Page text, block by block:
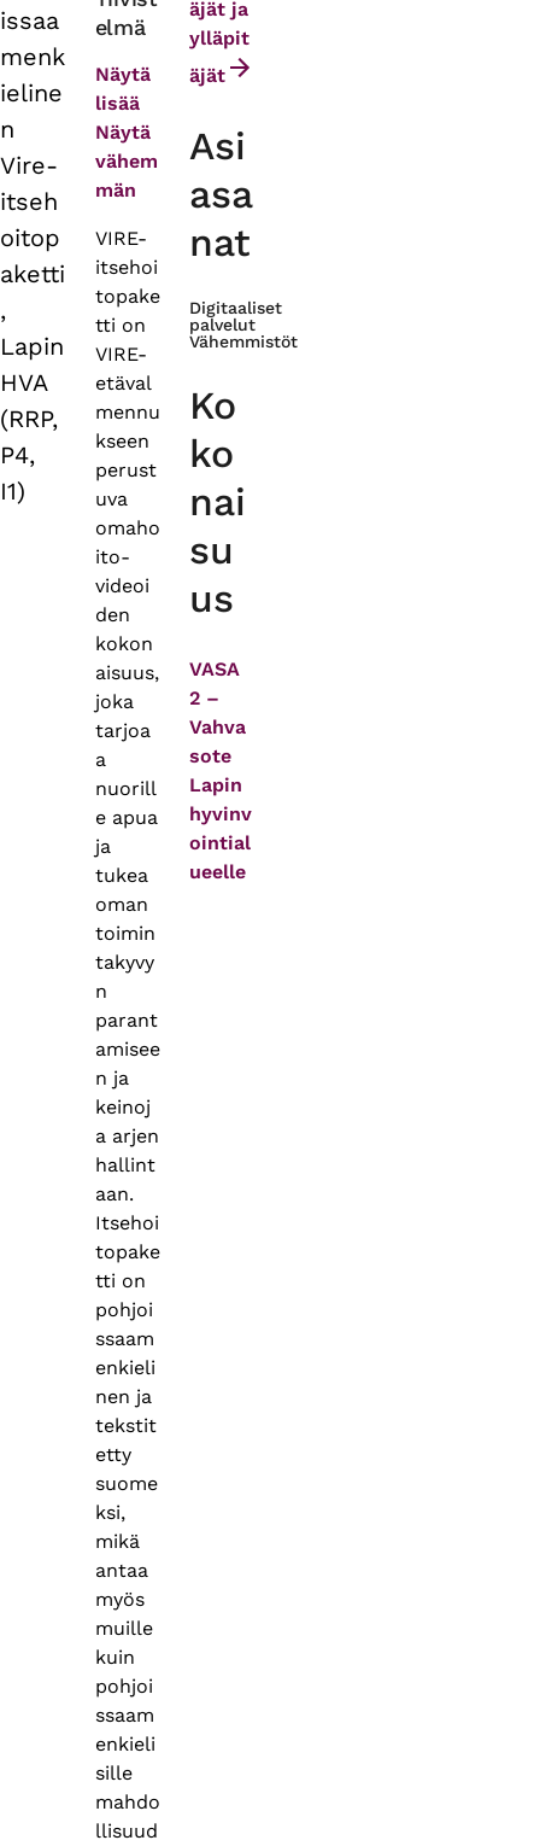
tabs
issaa
menk
ieline
n
Vire-
itseh
oitop
aketti
,
Lapin
HVA
(RRP,
P4,
I1)
elmä
Näytä
lisää
Näytä
vähem
män
VIRE-
itsehoi
topake
tti on
VIRE-
etäval
mennu
kseen
perust
uva
omaho
ito-
videoi
den
kokon
aisuus,
joka
tarjoa
a
nuorill
e apua
ja
tukea
oman
toimin
takyvy
n
parant
amisee
n ja
keinoj
a arjen
hallint
aan.
Itsehoi
topake
tti on
pohjoi
ssaam
enkieli
nen ja
tekstit
etty
suome
ksi,
mikä
antaa
myös
muille
kuin
pohjoi
ssaam
enkieli
sille
mahdo
llisuud
äjät ja
ylläpit
äjät
Asi
asa
nat
Digitaaliset
palvelut
Vähemmistöt
Ko
ko
nai
su
us
VASA
2 –
Vahva
sote
Lapin
hyvinv
ointial
ueelle